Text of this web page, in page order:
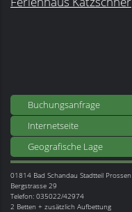
Buchungsanfrage
Internetseite
Geografische Lage
01814 Bad Schandau Stadtteil Prossen
Bergstrasse 29
Telefon: 035022/42974
2 Betten + zusätzlich Aufbettung